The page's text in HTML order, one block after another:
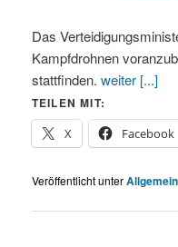
Das
Kampfdrohnen
stattfinden. weiter [...]
TEILEN MIT:
X
Facebook
Veröffentlicht unterAllgemein